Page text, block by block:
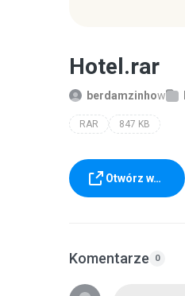
Hotel.rar
berdamzinhow
RAR 847 KB
Otwórz w…
Komentarze 0